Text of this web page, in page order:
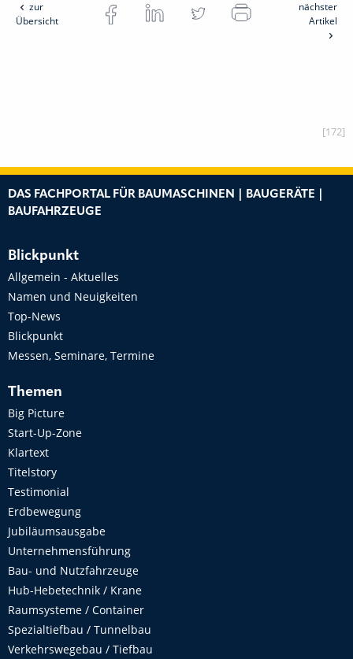
zur
Übersicht
nächster
Artikel
[172]
DAS FACHPORTAL FÜR BAUMASCHINEN | BAUGERÄTE |
BAUFAHRZEUGE
Blickpunkt
Allgemein - Aktuelles
Namen und Neuigkeiten
Top-News
Blickpunkt
Messen, Seminare, Termine
Themen
Big Picture
Start-Up-Zone
Klartext
Titelstory
Testimonial
Erdbewegung
Jubiläumsausgabe
Unternehmensführung
Bau- und Nutzfahrzeuge
Hub-Hebetechnik / Krane
Raumsysteme / Container
Spezialtiefbau / Tunnelbau
Verkehrswegebau / Tiefbau